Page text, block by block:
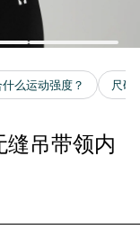
缝吊带领内